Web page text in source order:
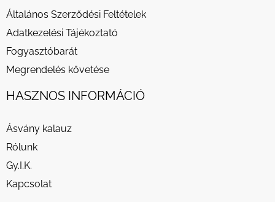
Általános Szerződési Feltételek
Adatkezelési Tájékoztató
Fogyasztóbarát
Megrendelés követése
HASZNOS INFORMÁCIÓ
Ásvány kalauz
Rólunk
Gy.I.K.
Kapcsolat